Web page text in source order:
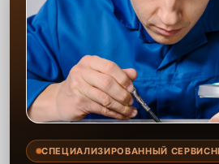
СПЕЦИАЛИЗИРОВАННЫЙ